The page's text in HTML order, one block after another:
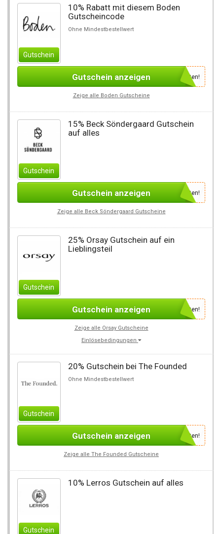
Gutschein
10% Rabatt mit diesem Boden
Gutscheincode
Ohne Mindestbestellwert
Newsletter des Shops abonnieren, um den Gutscheincode zu erhalten!
Gutschein anzeigen
Zeige alle Boden Gutscheine
Gutschein
15% Beck Söndergaard Gutschein
auf alles
Newsletter des Shops abonnieren, um den Gutscheincode zu erhalten!
Gutschein anzeigen
Zeige alle Beck Söndergaard Gutscheine
Gutschein
25% Orsay Gutschein auf ein
Lieblingsteil
Newsletter des Shops abonnieren, um den Gutscheincode zu erhalten!
Gutschein anzeigen
Zeige alle Orsay Gutscheine
Einlösebedingungen
Gutschein
20% Gutschein bei The Founded
Ohne Mindestbestellwert
Newsletter des Shops abonnieren, um den Gutscheincode zu erhalten!
Gutschein anzeigen
Zeige alle The Founded Gutscheine
Gutschein
10% Lerros Gutschein auf alles